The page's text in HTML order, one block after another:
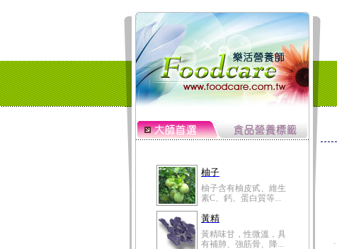
柚子
柚子含有柚皮甙、維生
素C、鈣、蛋白質等...
黃精
黃精味甘，性微溫，具
有補肺、強筋骨、降...